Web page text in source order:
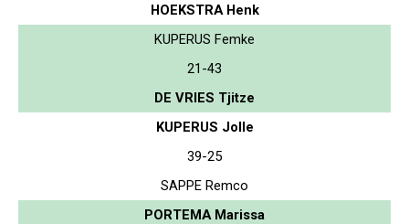
HOEKSTRA Henk
KUPERUS Femke
21-43
DE VRIES Tjitze
KUPERUS Jolle
39-25
SAPPE Remco
PORTEMA Marissa